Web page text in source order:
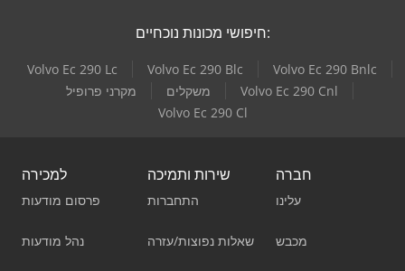
חיפושי מכונות נוכחיים:
Volvo Ec 290 Lc Volvo Ec 290 Blc
Volvo Ec 290 Bnlc
מקרני פרופיל
משקלים
Volvo Ec 290 Cnl
Volvo Ec 290 Cl
למכירה
פרסום מודעות
נהל מודעות
שירות ותמיכה
התחברות
שאלות נפוצות/עזרה
חברה
עלינו
מכבש